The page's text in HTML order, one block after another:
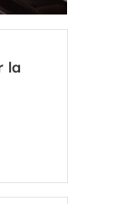
la